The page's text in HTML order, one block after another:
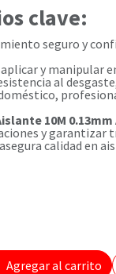
clave:
seguro y
y manipular
al
10M
y garantizar
calidad en
Agregar al carrito